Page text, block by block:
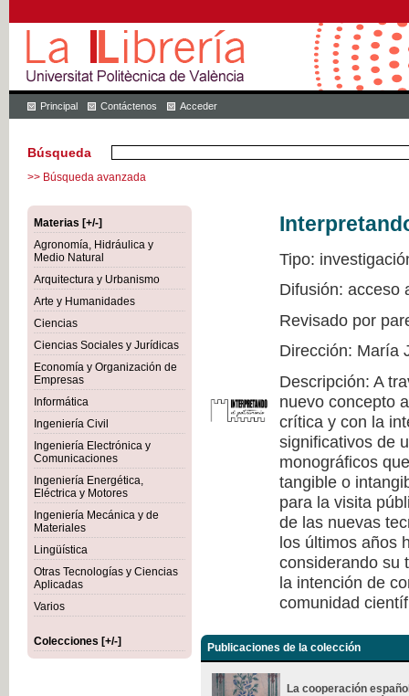
Principal Contáctenos Acceder
Búsqueda
>> Búsqueda avanzada
Materias [+/-]
Agronomía, Hidráulica y
Medio Natural
Arquitectura y Urbanismo
Arte y Humanidades
Ciencias
Ciencias Sociales y Jurídicas
Economía y Organización de
Empresas
Informática
Ingeniería Civil
Ingeniería Electrónica y
Comunicaciones
Ingeniería Energética,
Eléctrica y Motores
Ingeniería Mecánica y de
Materiales
Lingüística
Otras Tecnologías y Ciencias
Aplicadas
Varios
Colecciones [+/-]
Tipo:
Difusión: acceso
Revisado por
Dirección: María
Descripción: A
nuevo concepto
crítica y con la
significativos de
monográficos
tangible o
para la visita
de las nuevas
los últimos años
considerando su
la intención de
comunidad
Publicaciones de la colección
La cooperación